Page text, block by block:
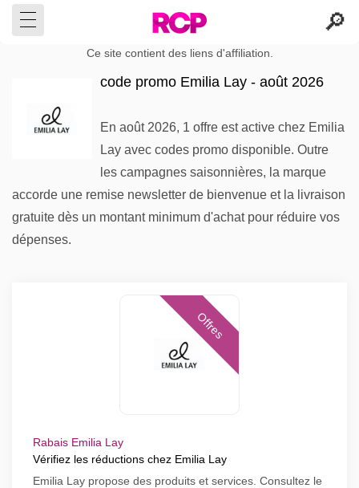
Ce site contient des liens d'affiliation.
code promo Emilia Lay - août 2026
En août 2026, 1 offre est active chez Emilia
Lay avec codes promo disponible. Outre
les campagnes saisonnières, la marque
accorde une remise newsletter de bienvenue et la livraison
gratuite dès un montant minimum d'achat pour réduire vos
dépenses.
Offres
Rabais Emilia Lay
Vérifiez les réductions chez Emilia Lay
Emilia Lay propose des produits et services. Consultez le